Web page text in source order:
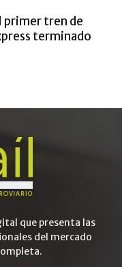
tren de
terminado
que presenta las
del mercado